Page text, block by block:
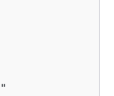
"